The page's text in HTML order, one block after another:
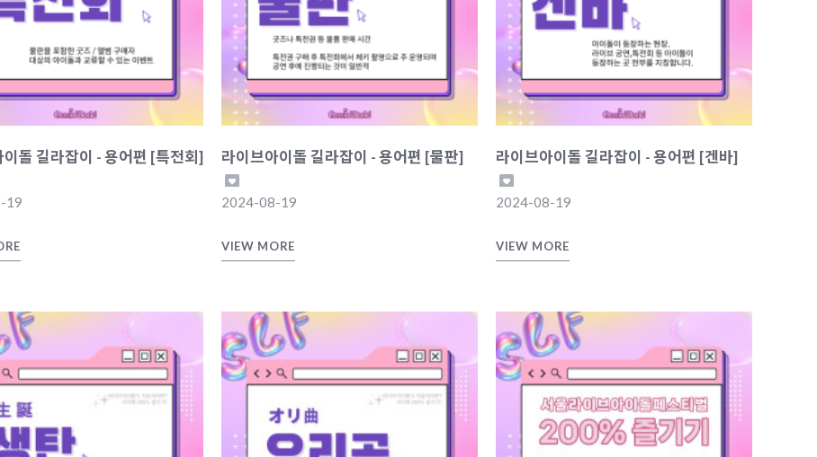
이돌 길라잡이 - 용어편 [특전회]
19
라이브아이돌 길라잡이 - 용어편 [물판]
2024-08-19
VIEW MORE
라이브아이돌 길라잡이 - 용어편 [겐바]
2024-08-19
VIEW MORE